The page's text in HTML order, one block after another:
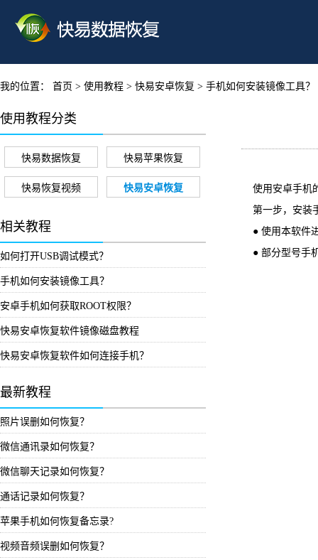
我的位置： 首页 > 使用教程 > 快易安卓恢复 > 手机如何安装镜像工具？
使用教程分类
快易数据恢复 快易苹果恢复
快易恢复视频 快易安卓恢复
相关教程
如何打开USB调试模式？
手机如何安装镜像工具？
安卓手机如何获取ROOT权限？
快易安卓恢复软件镜像磁盘教程
快易安卓恢复软件如何连接手机？
最新教程
照片误删如何恢复？
微信通讯录如何恢复？
微信聊天记录如何恢复？
通话记录如何恢复？
苹果手机如何恢复备忘录?
视频音频误删如何恢复？
使用安卓手机
第一步，安装
● 使用本软件
● 部分型号手